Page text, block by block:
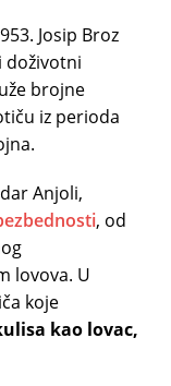
Josip Broz
doživotni
brojne
iz perioda
Anjoli,
, od
lovova. U
koje
kao lovac,